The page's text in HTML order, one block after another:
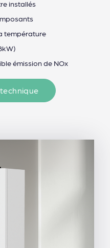
installés
température
émission de NOx